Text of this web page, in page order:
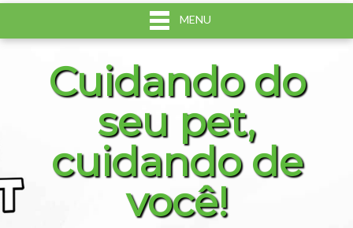
MENU
Cuidando do
seu pet,
cuidando de
você!